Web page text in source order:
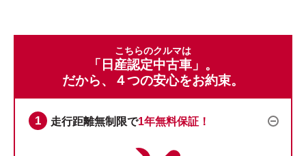
こちらのクルマは
「日産認定中古車」。
だから、４つの安心をお約束。
走行距離無制限で1年無料保証！